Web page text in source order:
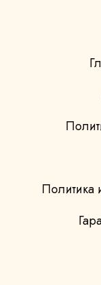
Политика